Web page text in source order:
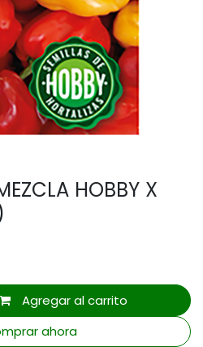
HOBBY X
Agregar al carrito
ahora